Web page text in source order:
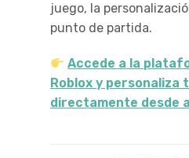
juego, la
punto de partida.
Accede a la
Roblox y personaliza
directamente desde